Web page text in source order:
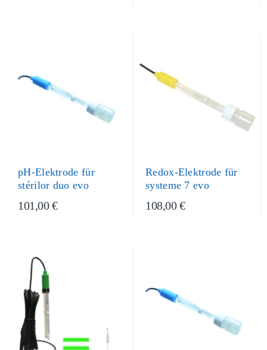
pH-Elektrode für
stérilor duo evo
101,00 €
Redox-Elektrode für
systeme 7 evo
108,00 €